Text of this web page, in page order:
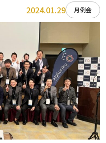
2024.01.29 月例会